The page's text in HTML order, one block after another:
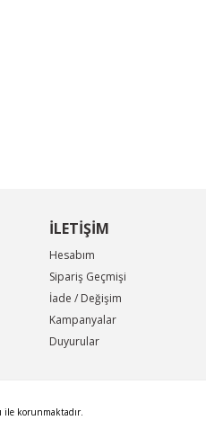
İLETİŞİM
Hesabım
Sipariş Geçmişi
İade / Değişim
Kampanyalar
Duyurular
ile korunmaktadır.